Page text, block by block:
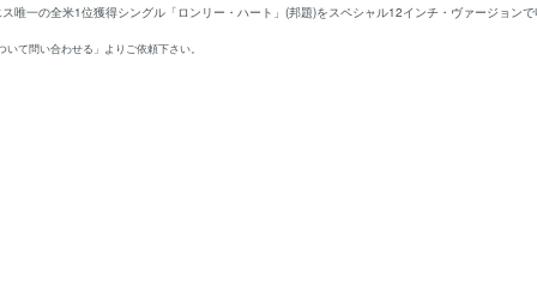
唯一の全米1位獲得シングル「ロンリー・ハート」(邦題)をスペシャル12インチ・ヴァージョン
て問い合わせる」よりご依頼下さい。